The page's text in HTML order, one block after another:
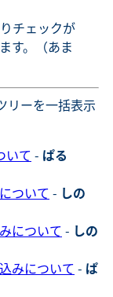
チェックが
す。（あま
リーを一括表示
いて - ぱる
ついて - しの
について - しの
みについて - ぱ